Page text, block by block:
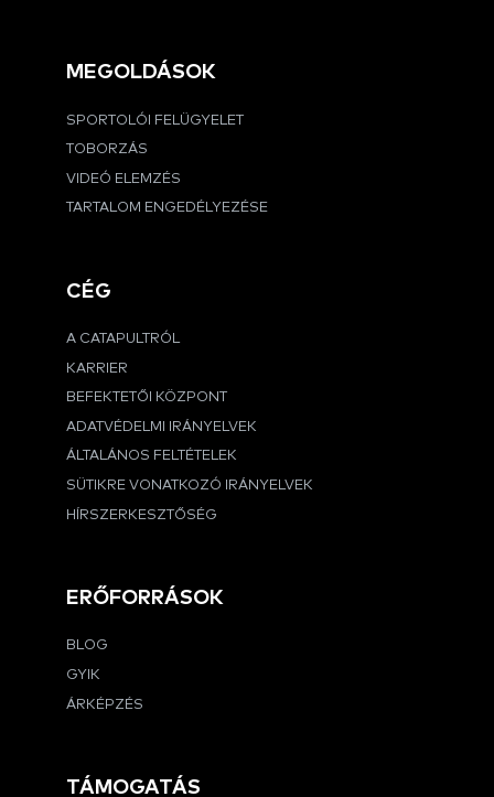
MEGOLDÁSOK
SPORTOLÓI FELÜGYELET
TOBORZÁS
VIDEÓ ELEMZÉS
TARTALOM ENGEDÉLYEZÉSE
CÉG
A CATAPULTRÓL
KARRIER
BEFEKTETŐI KÖZPONT
ADATVÉDELMI IRÁNYELVEK
ÁLTALÁNOS FELTÉTELEK
SÜTIKRE VONATKOZÓ IRÁNYELVEK
HÍRSZERKESZTŐSÉG
ERŐFORRÁSOK
BLOG
GYIK
ÁRKÉPZÉS
TÁMOGATÁS